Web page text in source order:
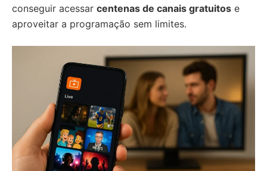
conseguir acessar centenas de canais gratuitos e
aproveitar a programação sem limites.